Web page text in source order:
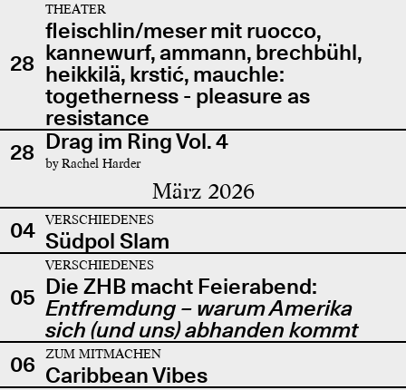
28
THEATER
fleischlin/meser mit ruocco,
kannewurf, ammann, brechbühl,
heikkilä, krstić, mauchle:
togetherness - pleasure as
resistance
28 Drag im Ring Vol. 4
by Rachel Harder
März 2026
04 VERSCHIEDENES
Südpol Slam
05
VERSCHIEDENES
Die ZHB macht Feierabend:
Entfremdung – warum Amerika
sich (und uns) abhanden kommt
06
ZUM MITMACHEN
Caribbean Vibes